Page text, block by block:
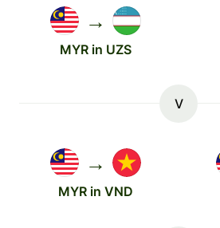
→
MYR in UZS
V
→
MYR in VND